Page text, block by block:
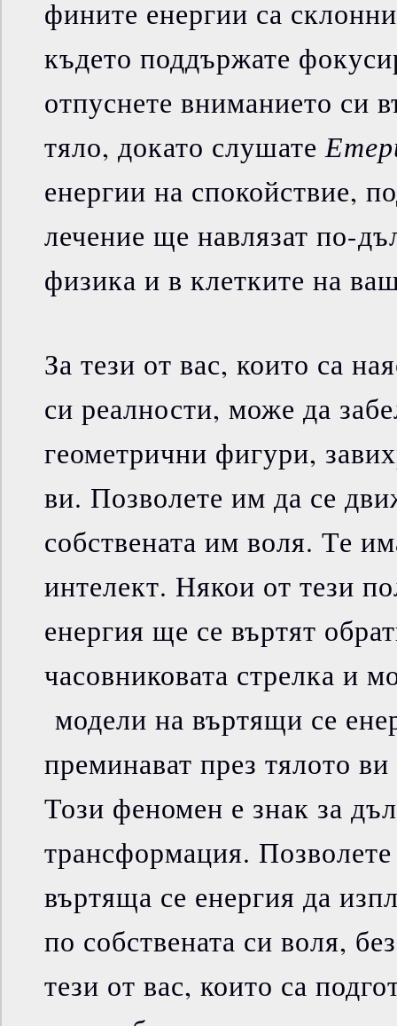
фините енергии са
където поддържате
отпуснете вниманието си
тяло, докато слушате
енергии на спокойствие,
лечение ще навлязат по-
физика и в клетките на
За тези от вас, които са
си реалности, може да
геометрични фигури,
ви. Позволете им да се
собствената им воля. Те
интелект. Някои от тези
енергия ще се въртят
часовниковата стрелка и
модели на въртящи се
преминават през тялото
Този феномен е знак за
трансформация.
въртяща се енергия да
по собствената си воля,
тези от вас, които са